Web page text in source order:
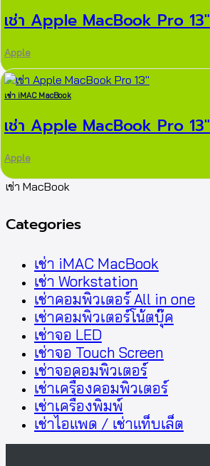
เช่า Apple MacBook Pro 13″
Apple
เช่า iMAC MacBook
เช่า Apple MacBook Pro 13″
Apple
เช่า MacBook
Categories
เช่า iMAC MacBook
เช่า Workstation
เช่าคอมพิวเตอร์ All in one
เช่าคอมพิวเตอร์โน้ตบุ๊ค
เช่าจอ LED
เช่าจอ Touch Screen
เช่าจอคอมพิวเตอร์
เช่าเครื่องคอมพิวเตอร์
เช่าเครื่องพิมพ์
เช่าไอแพด / เช่าแท็บเล็ต